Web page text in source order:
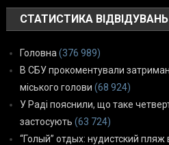
СТАТИСТИКА ВІДВІДУВАНЬ
Головна (376 989)
В СБУ прокоментували
міського голови (68 924)
У Раді пояснили, що таке
застосують (63 724)
“Голый” отдых: нудистский